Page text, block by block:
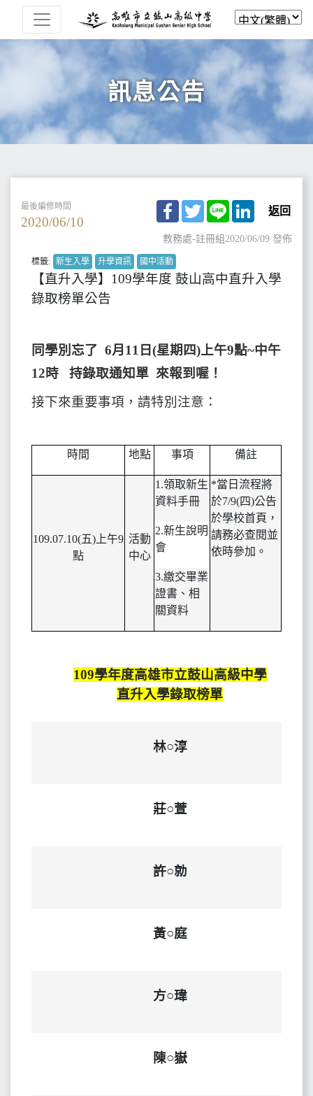
訊息公告
最後編修時間
2020/06/10
Facebook
TwitterLine LinkedIn
返回
教務處-註冊組2020/06/09 發佈
標籤: 新生入學 升學資訊 國中活動
【直升入學】109學年度 鼓山高中直升入學
錄取榜單公告
同學別忘了 6月11日(星期四)上午9點~中午
12時 持錄取通知單 來報到喔！
接下來重要事項，請特別注意：
時間 地點 事項 備註
109.07.10(五)上午9
點
活動
中心
1.領取新生
資料手冊
*當日流程將
於7/9(四)公告
於學校首頁，
請務必查閱並
依時參加。
2.新生說明
會
3.繳交畢業
證書、相
關資料
109學年度高雄市立鼓山高級中學
直升入學錄取榜單
林○淳
莊○萱
許○勍
黃○庭
方○瑋
陳○嶽